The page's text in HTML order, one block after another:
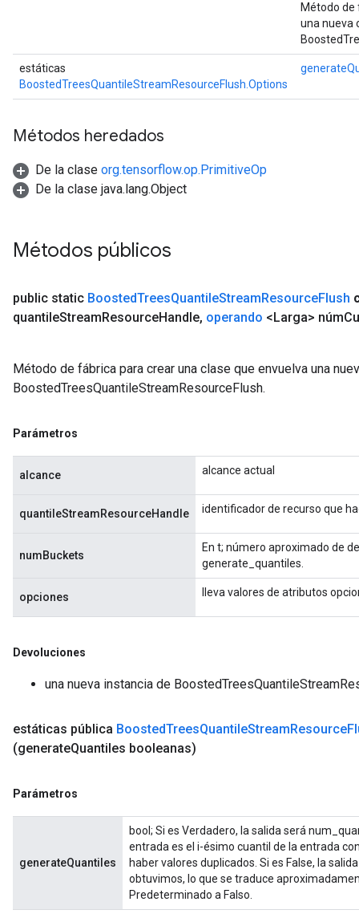
Método de
una nueva
estáticas
BoostedTreesQuantileStreamResourceFlush.Options
Métodos heredados
De la clase org.tensorflow.op.PrimitiveOp
De la clase java.lang.Object
Métodos públicos
public static BoostedTreesQuantileStreamResourceFlush
quantileStreamResourceHandle, operando <Larga> núm
Método de fábrica para crear una clase que envuelva una
BoostedTreesQuantileStreamResourceFlush.
Parámetros
alcance alcance actual
quantileStreamResourceHandle identificador de recurso que
numBuckets
En t; número aproximado de
generate_quantiles.
opciones lleva valores de atributos
Devoluciones
una nueva instancia de
estáticas pública BoostedTreesQuantileStreamResource
(generateQuantiles booleanas)
Parámetros
generateQuantiles
bool; Si es Verdadero, la salida será
entrada es el i-ésimo cuantil de la entrada
haber valores duplicados. Si es False, la
obtuvimos, lo que se traduce
Predeterminado a Falso.